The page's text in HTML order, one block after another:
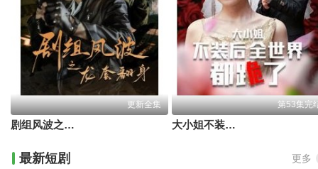
更新全集
剧组风波之龙套翻身
第53集完
大小姐不装后全世界都跪了(被甩后大小姐狂虐渣男)
最新短剧 更多